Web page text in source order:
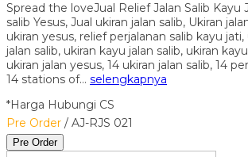
Spread the loveJual Relief Jalan Salib Kayu
salib Yesus, Jual ukiran jalan salib, Ukiran
ukiran yesus, relief perjalanan salib kayu jati,
jalan salib, ukiran kayu jalan salib, ukiran
ukiran jalan yesus, 14 ukiran jalan salib, 14
14 stations of… selengkapnya
*Harga Hubungi CS
Pre Order / AJ-RJS 021
Pre Order